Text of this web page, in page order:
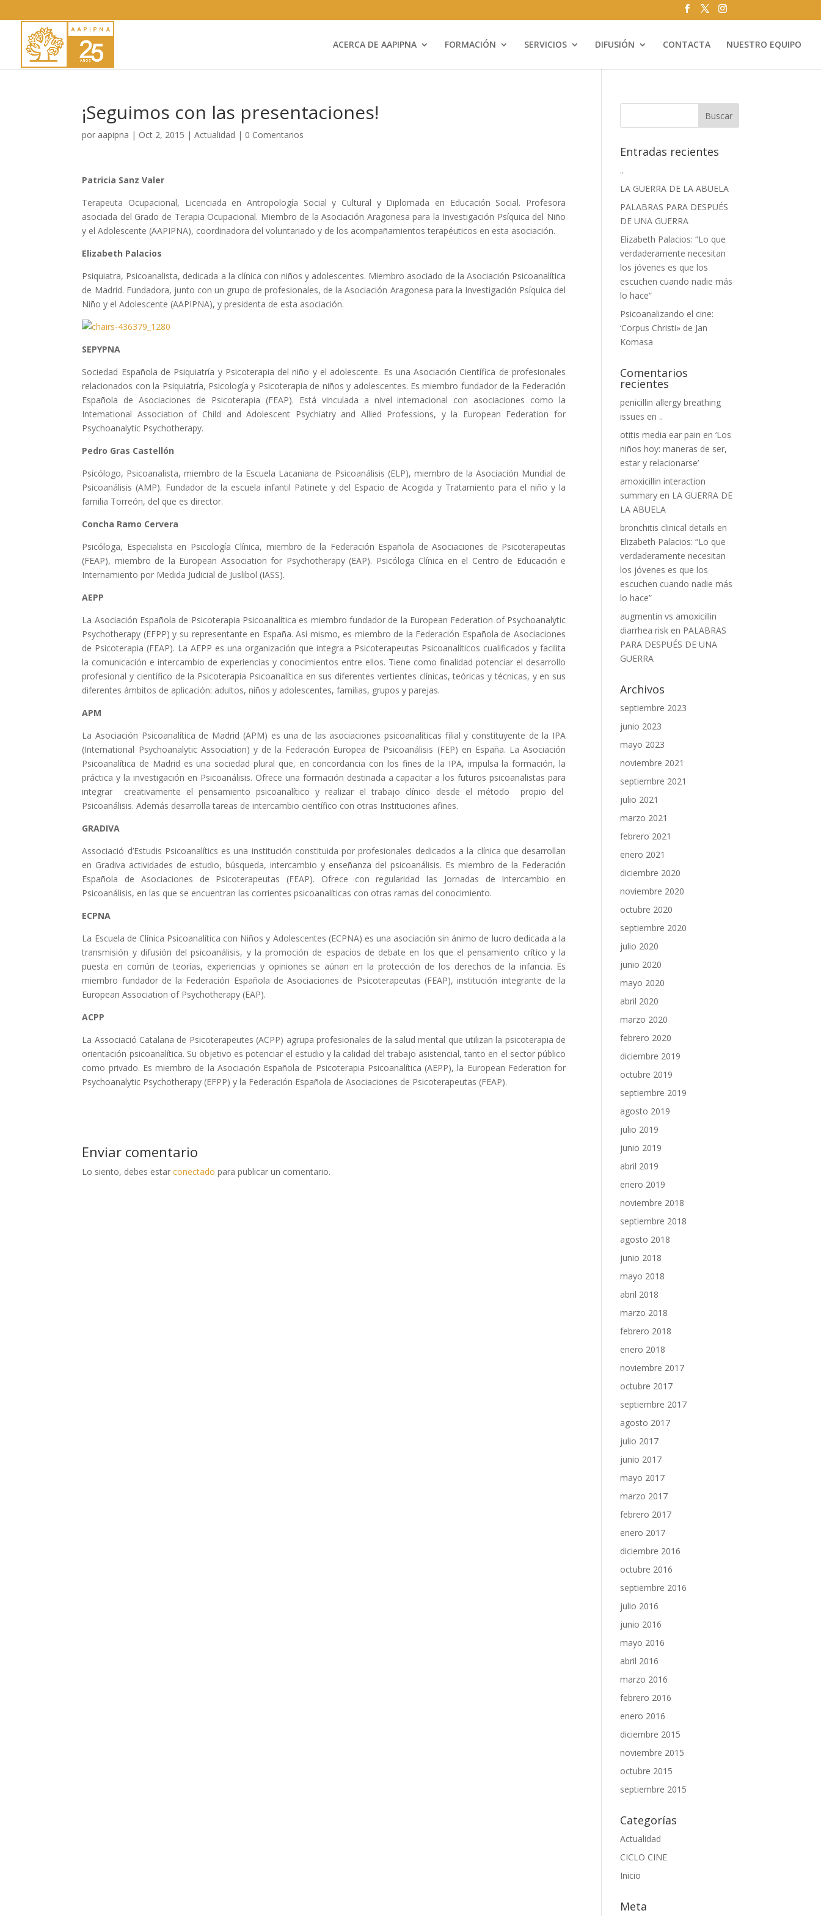
ACERCA DE AAPIPNA FORMACIÓN SERVICIOS DIFUSIÓN CONTACTA NUESTRO EQUIPO
¡Seguimos con las presentaciones!
por aapipna | Oct 2, 2015 |Actualidad | 0 Comentarios
Patricia Sanz Valer
Terapeuta Ocupacional, Licenciada en Antropología Social y Cultural y Diplomada en Educación Social. Profesora
asociada del Grado de Terapia Ocupacional. Miembro de la Asociación Aragonesa para la Investigación Psíquica del Niño
y el Adolescente (AAPIPNA), coordinadora del voluntariado y de los acompañamientos terapéuticos en esta asociación.
Elizabeth Palacios
Psiquiatra, Psicoanalista, dedicada a la clínica con niños y adolescentes. Miembro asociado de la Asociación Psicoanalítica
de Madrid. Fundadora, junto con un grupo de profesionales, de la Asociación Aragonesa para la Investigación Psíquica del
Niño y el Adolescente (AAPIPNA), y presidenta de esta asociación.
SEPYPNA
Sociedad Española de Psiquiatría y Psicoterapia del niño y el adolescente. Es una Asociación Científica de profesionales
relacionados con la Psiquiatría, Psicología y Psicoterapia de niños y adolescentes. Es miembro fundador de la Federación
Española de Asociaciones de Psicoterapia (FEAP). Está vinculada a nivel internacional con asociaciones como la
Intemational Association of Child and Adolescent Psychiatry and Allied Professions, y la European Federation for
Psychoanalytic Psychotherapy.
Pedro Gras Castellón
Psicólogo, Psicoanalista, miembro de la Escuela Lacaniana de Psicoanálisis (ELP), miembro de la Asociación Mundial de
Psicoanálisis (AMP). Fundador de la escuela infantil Patinete y del Espacio de Acogida y Tratamiento para el niño y la
familia Torreón, del que es director.
Concha Ramo Cervera
Psicóloga, Especialista en Psicología Clínica, miembro de la Federación Española de Asociaciones de Psicoterapeutas
(FEAP), miembro de la European Association for Psychotherapy (EAP). Psicóloga Clínica en el Centro de Educación e
Internamiento por Medida Judicial de Juslibol (IASS).
AEPP
La Asociación Española de Psicoterapia Psicoanalítica es miembro fundador de la European Federation of Psychoanalytic
Psychotherapy (EFPP) y su representante en España. Así mismo, es miembro de la Federación Española de Asociaciones
de Psicoterapia (FEAP). La AEPP es una organización que integra a Psicoterapeutas Psicoanalíticos cualificados y facilita
la comunicación e intercambio de experiencias y conocimientos entre ellos. Tiene como finalidad potenciar el desarrollo
profesional y científico de la Psicoterapia Psicoanalítica en sus diferentes vertientes clínicas, teóricas y técnicas, y en sus
diferentes ámbitos de aplicación: adultos, niños y adolescentes, familias, grupos y parejas.
APM
La Asociación Psicoanalítica de Madrid (APM) es una de las asociaciones psicoanalíticas filial y constituyente de la IPA
(International Psychoanalytic Association) y de la Federación Europea de Psicoanálisis (FEP) en España. La Asociación
Psicoanalítica de Madrid es una sociedad plural que, en concordancia con los fines de la IPA, impulsa la formación, la
práctica y la investigación en Psicoanálisis. Ofrece una formación destinada a capacitar a los futuros psicoanalistas para
integrar creativamente el pensamiento psicoanalítico y realizar el trabajo clínico desde el método propio del
Psicoanálisis. Además desarrolla tareas de intercambio científico con otras Instituciones afines.
GRADIVA
Associació d’Estudis Psicoanalítics es una institución constituida por profesionales dedicados a la clínica que desarrollan
en Gradiva actividades de estudio, búsqueda, intercambio y enseñanza del psicoanálisis. Es miembro de la Federación
Española de Asociaciones de Psicoterapeutas (FEAP). Ofrece con regularidad las Jornadas de Intercambio en
Psicoanálisis, en las que se encuentran las corrientes psicoanalíticas con otras ramas del conocimiento.
ECPNA
La Escuela de Clínica Psicoanalítica con Niños y Adolescentes (ECPNA) es una asociación sin ánimo de lucro dedicada a la
transmisión y difusión del psicoanálisis, y la promoción de espacios de debate en los que el pensamiento crítico y la
puesta en común de teorías, experiencias y opiniones se aúnan en la protección de los derechos de la infancia. Es
miembro fundador de la Federación Española de Asociaciones de Psicoterapeutas (FEAP), institución integrante de la
European Association of Psychotherapy (EAP).
ACPP
La Associació Catalana de Psicoterapeutes (ACPP) agrupa profesionales de la salud mental que utilizan la psicoterapia de
orientación psicoanalítica. Su objetivo es potenciar el estudio y la calidad del trabajo asistencial, tanto en el sector público
como privado. Es miembro de la Asociación Española de Psicoterapia Psicoanalítica (AEPP), la European Federation for
Psychoanalytic Psychotherapy (EFPP) y la Federación Española de Asociaciones de Psicoterapeutas (FEAP).
Enviar comentario
Lo siento, debes estarconectado para publicar un comentario.
Entradas recientes
..
LA GUERRA DE LA ABUELA
PALABRAS PARA DESPUÉS
DE UNA GUERRA
Elizabeth Palacios: “Lo que
verdaderamente necesitan
los jóvenes es que los
escuchen cuando nadie más
lo hace”
Psicoanalizando el cine:
‘Corpus Christi» de Jan
Komasa
Comentarios
recientes
penicillin allergy breathing
issues en ..
otitis media ear pain en‘Los
niños hoy: maneras de ser,
estar y relacionarse’
amoxicillin interaction
summary en LA GUERRA DE
LA ABUELA
bronchitis clinical details en
Elizabeth Palacios: “Lo que
verdaderamente necesitan
los jóvenes es que los
escuchen cuando nadie más
lo hace”
augmentin vs amoxicillin
diarrhea risk en PALABRAS
PARA DESPUÉS DE UNA
GUERRA
Archivos
septiembre 2023
junio 2023
mayo 2023
noviembre 2021
septiembre 2021
julio 2021
marzo 2021
febrero 2021
enero 2021
diciembre 2020
noviembre 2020
octubre 2020
septiembre 2020
julio 2020
junio 2020
mayo 2020
abril 2020
marzo 2020
febrero 2020
diciembre 2019
octubre 2019
septiembre 2019
agosto 2019
julio 2019
junio 2019
abril 2019
enero 2019
noviembre 2018
septiembre 2018
agosto 2018
junio 2018
mayo 2018
abril 2018
marzo 2018
febrero 2018
enero 2018
noviembre 2017
octubre 2017
septiembre 2017
agosto 2017
julio 2017
junio 2017
mayo 2017
marzo 2017
febrero 2017
enero 2017
diciembre 2016
octubre 2016
septiembre 2016
julio 2016
junio 2016
mayo 2016
abril 2016
marzo 2016
febrero 2016
enero 2016
diciembre 2015
noviembre 2015
octubre 2015
septiembre 2015
Categorías
Actualidad
CICLO CINE
Inicio
Meta